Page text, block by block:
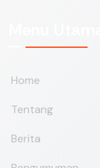
Home
Tentang
Berita